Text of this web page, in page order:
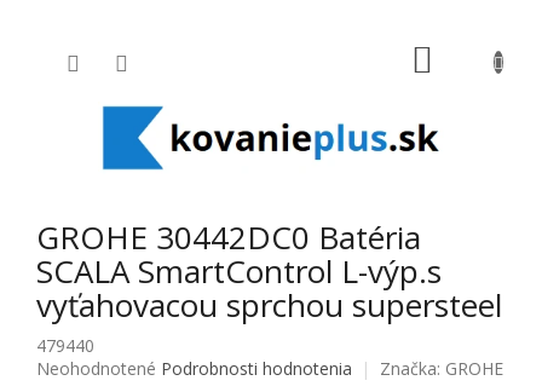
GROHE 30442DC0 Batéria
SCALA SmartControl L-výp.s
vyťahovacou sprchou supersteel
479440
Priemerné hodnotenie produktu je 0,0 z 5 hviezdičiek.
Neohodnotené Podrobnosti hodnotenia Značka: GROHE